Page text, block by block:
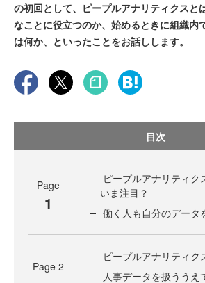
の初回として、ピープルアナリティクスと
なことに役立つのか、始めるときに組織内
は何か、といったことをお話しします。
目次
Page
1
ピープルアナリティク
いま注目？
働く人も自分のデータ
Page 2
ピープルアナリティク
人事データを扱ううえ